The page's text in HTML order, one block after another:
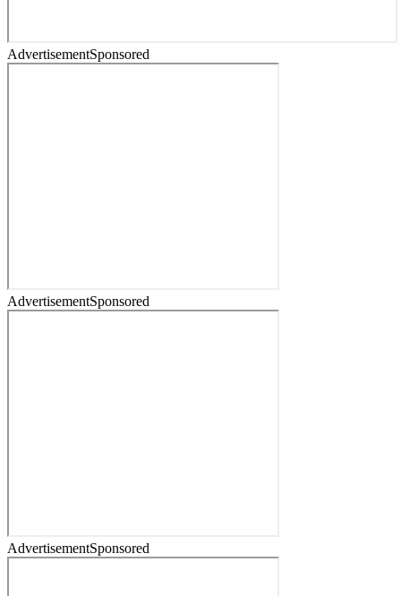
AdvertisementSponsored
AdvertisementSponsored
AdvertisementSponsored